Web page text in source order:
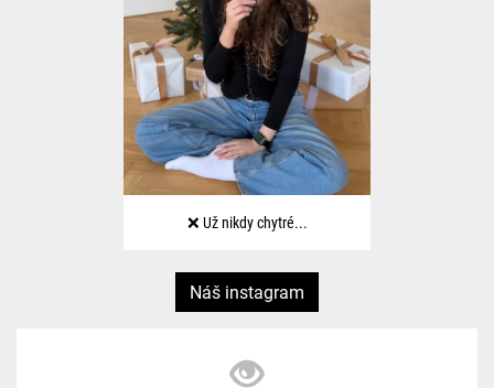
❌ Už nikdy chytré...
Náš instagram